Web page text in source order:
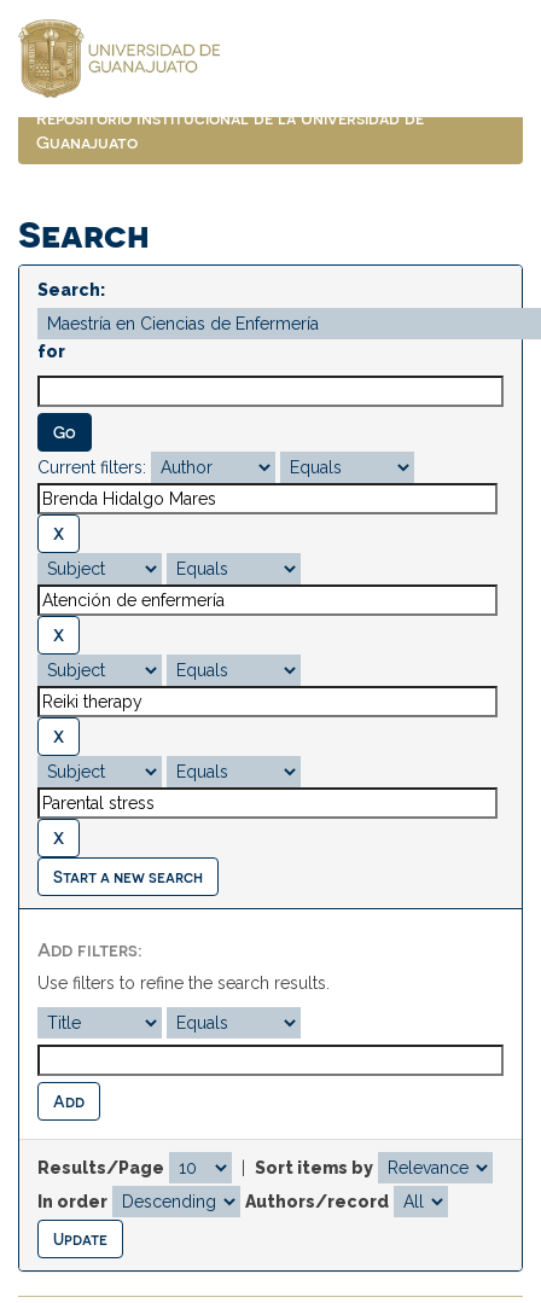
navigation
Repositorio Institucional de la Universidad de
Guanajuato
Search
Search:
for
Current filters:
Start a new search
Add filters:
Use filters to refine the search results.
Results/Page
Sort items by
In order
Authors/record